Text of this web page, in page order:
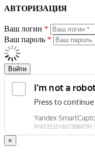
АВТОРИЗАЦИЯ
Ваш логин *
Ваш пароль *
Войти
×